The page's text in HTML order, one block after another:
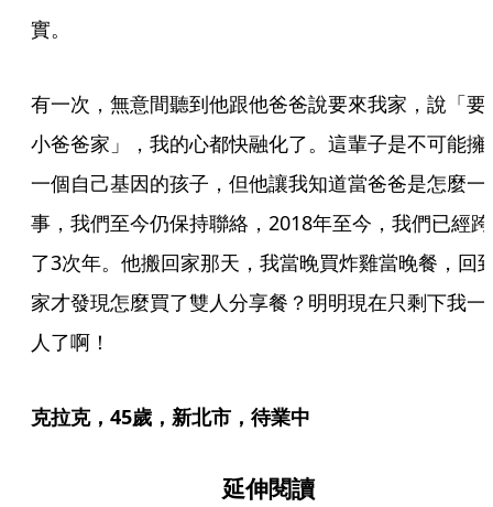
實。
有一次，無意間聽到他跟他爸爸說要來我家，說「要
小爸爸家」，我的心都快融化了。這輩子是不可能擁
一個自己基因的孩子，但他讓我知道當爸爸是怎麼一
事，我們至今仍保持聯絡，2018年至今，我們已經跨
了3次年。他搬回家那天，我當晚買炸雞當晚餐，回
家才發現怎麼買了雙人分享餐？明明現在只剩下我一
人了啊！
克拉克，45歲，新北市，待業中
延伸閱讀